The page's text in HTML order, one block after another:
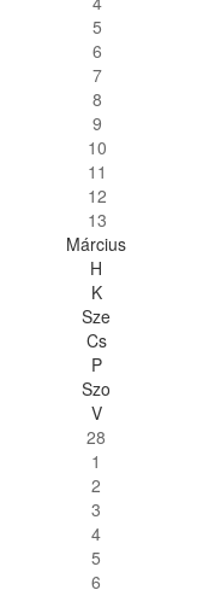
5
6
7
8
9
10
11
12
13
Március
H
K
Sze
Cs
P
Szo
V
28
1
2
3
4
5
6